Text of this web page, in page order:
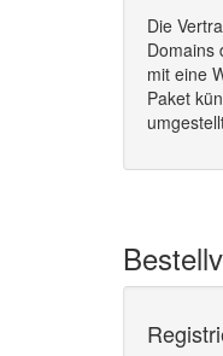
Die
Domains
mit eine
Paket